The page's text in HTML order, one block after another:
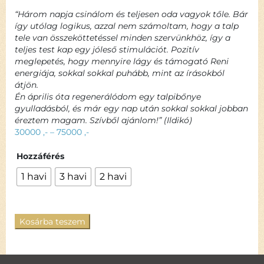
“Három napja csinálom és teljesen oda vagyok tőle. Bár
így utólag logikus, azzal nem számoltam, hogy a talp
tele van összeköttetéssel minden szervünkhöz, így a
teljes test kap egy jóleső stimulációt. Pozitív
meglepetés, hogy mennyire lágy és támogató Reni
energiája, sokkal sokkal puhább, mint az írásokból
átjön.
Én április óta regenerálódom egy talpibőnye
gyulladásból, és már egy nap után sokkal sokkal jobban
éreztem magam. Szívből ajánlom!” (Ildikó)
30000 ,- – 75000 ,-
Hozzáférés
1 havi 3 havi 2 havi
Kosárba teszem